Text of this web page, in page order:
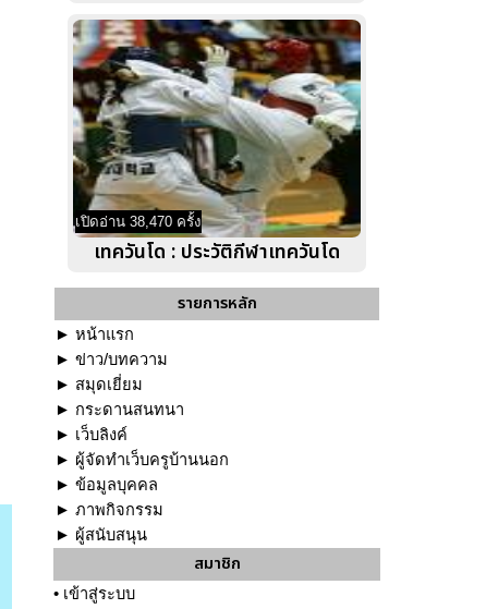
เปิดอ่าน 38,470 ครั้ง
เทควันโด : ประวัติกีฬาเทควันโด
รายการหลัก
► หน้าแรก
► ข่าว/บทความ
► สมุดเยี่ยม
► กระดานสนทนา
► เว็บลิงค์
► ผู้จัดทำเว็บครูบ้านนอก
► ข้อมูลบุคคล
► ภาพกิจกรรม
► ผู้สนับสนุน
สมาชิก
• เข้าสู่ระบบ